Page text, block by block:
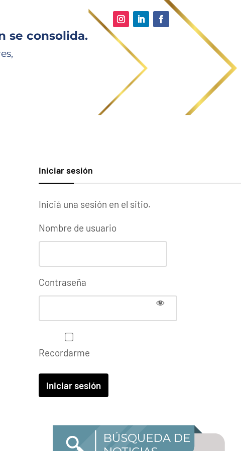
se consolida.
Iniciar sesión
Iniciá una sesión en el sitio.
Nombre de usuario
Contraseña
Recordarme